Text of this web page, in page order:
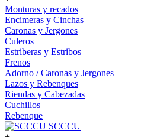
Monturas y recados
Encimeras y Cinchas
Caronas y Jergones
Culeros
Estriberas y Estribos
Frenos
Adorno / Caronas y Jergones
Lazos y Rebenques
Riendas y Cabezadas
Cuchillos
Rebenque
SCCCU